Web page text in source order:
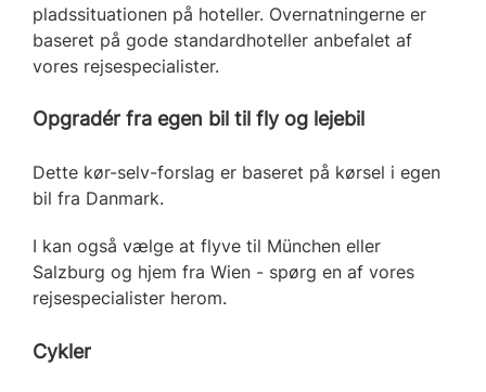
pladssituationen på hoteller. Overnatningerne er
baseret på gode standardhoteller anbefalet af
vores rejsespecialister.
Opgradér fra egen bil til fly og lejebil
Dette kør-selv-forslag er baseret på kørsel i egen
bil fra Danmark.
I kan også vælge at flyve til München eller
Salzburg og hjem fra Wien - spørg en af vores
rejsespecialister herom.
Cykler